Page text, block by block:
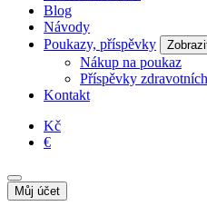
Blog
Návody
Poukazy, příspěvky
Nákup na poukaz
Příspěvky
Kontakt
Kč
€
Můj účet